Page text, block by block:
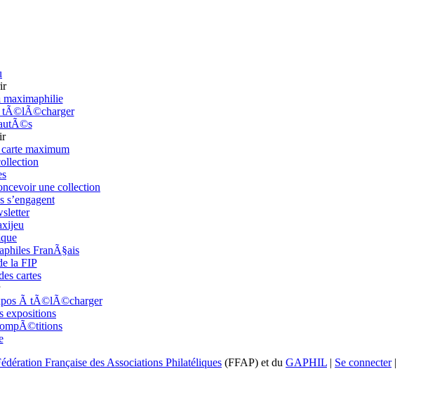
maximaphilie
tÃ©lÃ©charger
maximum
une collection
s’engagent
FranÃ§ais
la FIP
cartes
Ã tÃ©lÃ©charger
expositions
Française des Associations Philatéliques (FFAP) et du GAPHIL | Se connecter|